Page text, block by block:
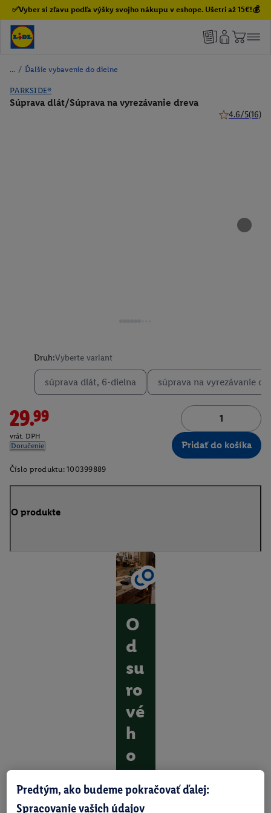
✅Vyber si zľavu podľa výšky svojho nákupu v eshope. Ušetri až 15€!💰
/ Ďalšie vybavenie do dielne
PARKSIDE®
Súprava dlát/Súprava na vyrezávanie dreva
4.6/5(16)
Druh:Vyberte variant
súprava dlát, 6-dielna súprava na vyrezávanie
29.99
vrát. DPH
Doručenie
Pridať do košíka
Číslo produktu: 100399889
O produkte
O
d
su
ro
vé
h
o
dr
ev
Predtým, ako budeme pokračovať ďalej:
Spracovanie vašich údajov